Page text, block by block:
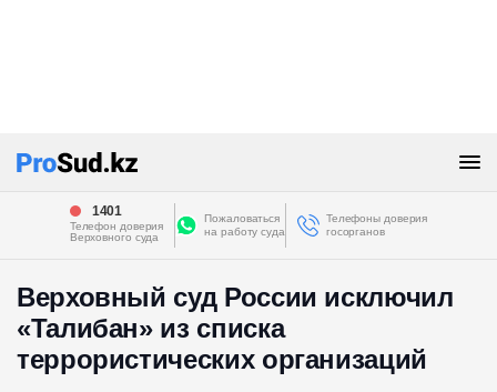
1401
Телефон доверия
Верховного суда
Пожаловаться
на работу суда
Телефоны доверия
госорганов
Верховный суд России исключил
«Талибан» из списка
террористических организаций